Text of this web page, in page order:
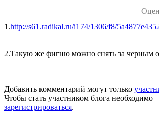
1.http://s61.radikal.ru/i174/1306/f8/
2.Такую же фигню можно снять за черным
Добавить комментарий могут только
Чтобы стать участником блога необходимо
зарегистрироваться.